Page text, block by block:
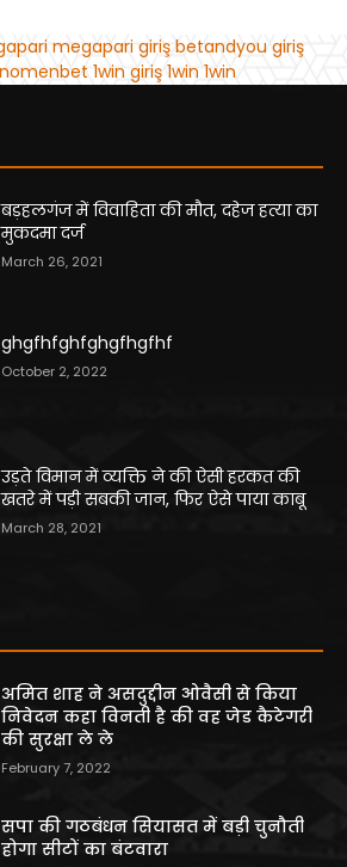
बड़हलगंज में विवाहिता की मौत, दहेज हत्या का
मुकदमा दर्ज
March 26, 2021
ghgfhfghfghgfhgfhf
October 2, 2022
उड़ते विमान में व्यक्ति ने की ऐसी हरकत की
खतरे में पड़ी सबकी जान, फिर ऐसे पाया काबू
March 28, 2021
अमित शाह ने असदुद्दीन ओवैसी से किया
निवेदन कहा विनती है की वह जेड कैटेगरी
की सुरक्षा ले ले
February 7, 2022
सपा की गठबंधन सियासत में बड़ी चुनौती
होगा सीटों का बंटवारा